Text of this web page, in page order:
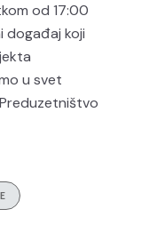
od 17:00
događaj koji
u svet